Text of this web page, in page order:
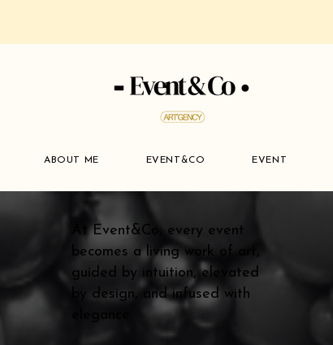
ABOUT ME EVENT&CO EVENT
At Event&Co, every event
becomes a living work of art,
guided by intuition, elevated
by design, and infused with
elegance.